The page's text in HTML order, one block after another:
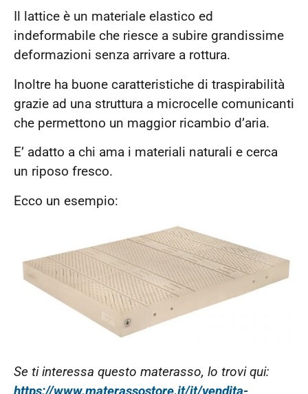
Il lattice è un materiale elastico ed
indeformabile che riesce a subire grandissime
deformazioni senza arrivare a rottura.
Inoltre ha buone caratteristiche di traspirabilità
grazie ad una struttura a microcelle comunicanti
che permettono un maggior ricambio d’aria.
E’ adatto a chi ama i materiali naturali e cerca
un riposo fresco.
Ecco un esempio:
Se ti interessa questo materasso, lo trovi qui:
https://www.materassostore.it/it/vendita-